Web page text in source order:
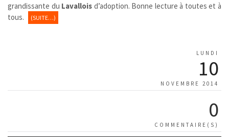
grandissante du Lavallois d’adoption. Bonne lecture à toutes et à
tous.
(SUITE…)
LUNDI
10
NOVEMBRE 2014
0
COMMENTAIRE(S)